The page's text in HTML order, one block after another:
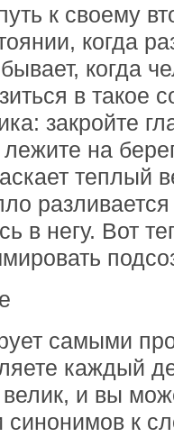
к своему
когда
когда
в такое
закройте
на
теплый
в негу. Вот
самыми
каждый
и вы
синонимов к